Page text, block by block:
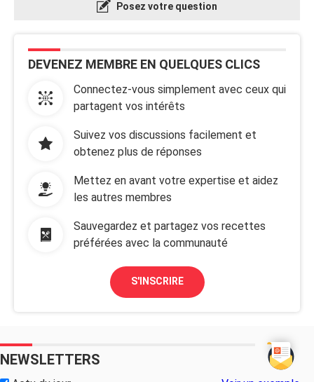
Posez votre question
DEVENEZ MEMBRE EN QUELQUES CLICS
Connectez-vous simplement avec ceux qui
partagent vos intérêts
Suivez vos discussions facilement et
obtenez plus de réponses
Mettez en avant votre expertise et aidez
les autres membres
Sauvegardez et partagez vos recettes
préférées avec la communauté
S'INSCRIRE
NEWSLETTERS